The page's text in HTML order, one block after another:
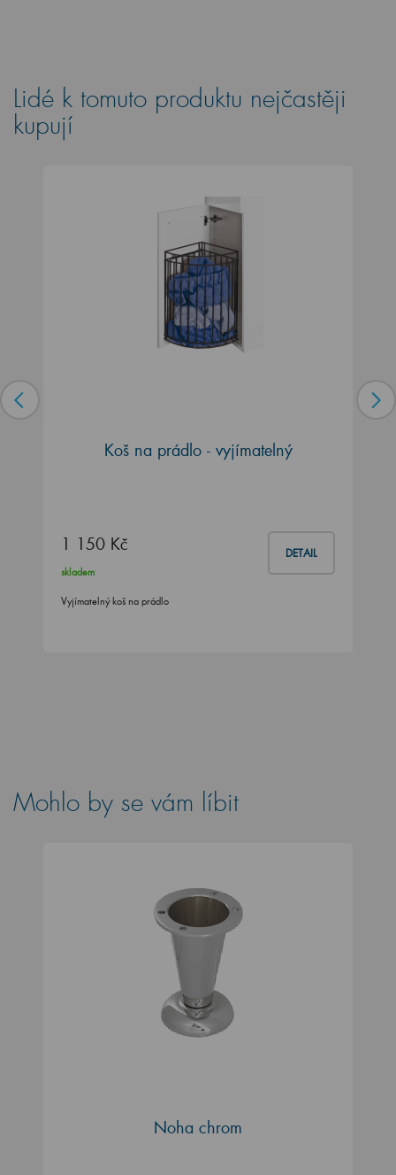
Lidé k tomuto produktu nejčastěji
kupují
Koš na prádlo - vyjímatelný
1 150 Kč DETAIL
skladem
Vyjímatelný koš na prádlo
Mohlo by se vám líbit
Noha chrom